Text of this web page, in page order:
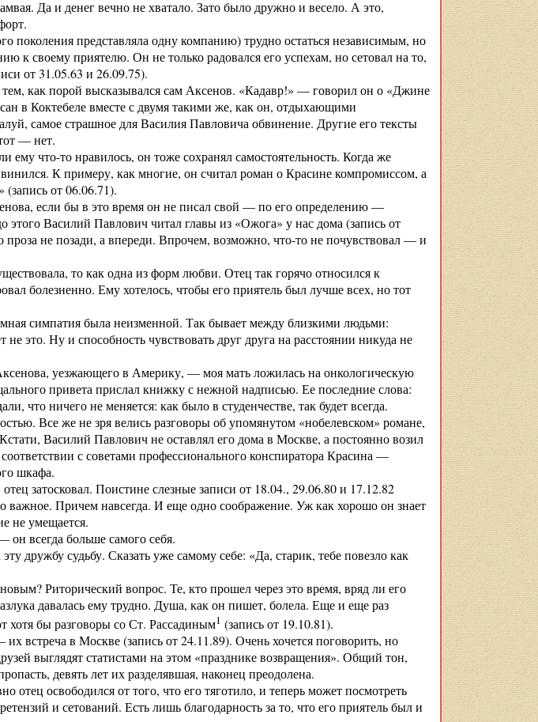
Да и денег вечно не хватало. Зато было дружно и весело. А это,
поколения представляла одну компанию) трудно остаться независимым, но
к своему приятелю. Он не только радовался его успехам, но сетовал на то,
от 31.05.63 и 26.09.75).
как порой высказывался сам Аксенов. «Кадавр!» — говорил он о «Джине
в Коктебеле вместе с двумя такими же, как он, отдыхающими
самое страшное для Василия Павловича обвинение. Другие его тексты
— нет.
ему что-то нравилось, он тоже сохранял самостоятельность. Когда же
К примеру, как многие, он считал роман о Красине компромиссом, а
(запись от 06.06.71).
если бы в это время он не писал свой — по его определению —
этого Василий Павлович читал главы из «Ожога» у нас дома (запись от
проза не позади, а впереди. Впрочем, возможно, что-то не почувствовал — и
то как одна из форм любви. Отец так горячо относился к
болезненно. Ему хотелось, чтобы его приятель был лучше всех, но тот
симпатия была неизменной. Так бывает между близкими людьми:
это. Ну и способность чувствовать друг друга на расстоянии никуда не
уезжающего в Америку, — моя мать ложилась на онкологическую
привета прислал книжку с нежной надписью. Ее последние слова:
что ничего не меняется: как было в студенчестве, так будет всегда.
Все же не зря велись разговоры об упомянутом «нобелевском» романе,
Василий Павлович не оставлял его дома в Москве, а постоянно возил
с советами профессионального конспиратора Красина —
шкафа.
затосковал. Поистине слезные записи от 18.04., 29.06.80 и 17.12.82
важное. Причем навсегда. И еще одно соображение. Уж как хорошо он знает
не умещается.
он всегда больше самого себя.
дружбу судьбу. Сказать уже самому себе: «Да, старик, тебе повезло как
Риторический вопрос. Те, кто прошел через это время, вряд ли его
давалась ему трудно. Душа, как он пишет, болела. Еще и еще раз
хотя бы разговоры со Ст. Рассадиным1 (запись от 19.10.81).
встреча в Москве (запись от 24.11.89). Очень хочется поговорить, но
выглядят статистами на этом «празднике возвращения». Общий тон,
девять лет их разделявшая, наконец преодолена.
отец освободился от того, что его тяготило, и теперь может посмотреть
и сетований. Есть лишь благодарность за то, что его приятель был и